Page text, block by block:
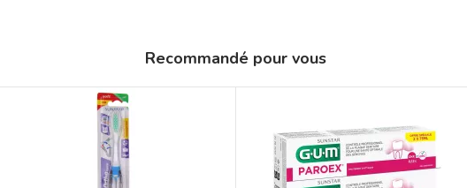
Recommandé pour vous